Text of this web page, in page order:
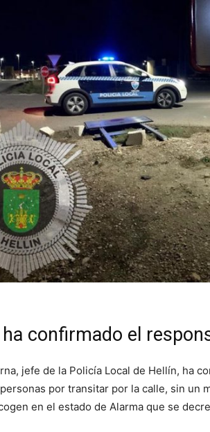
confirmado el
jefe de la Policía Local de Hellín, ha
por transitar por la calle, sin un
en el estado de Alarma que se